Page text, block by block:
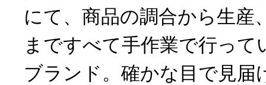
にて、商品の調合から生産
まですべて手作業で行っ
ブランド。確かな目で見届